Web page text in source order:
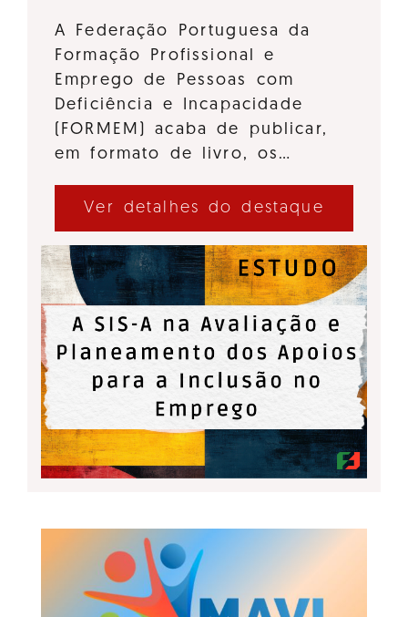
A Federação Portuguesa da
Formação Profissional e
Emprego de Pessoas com
Deficiência e Incapacidade
(FORMEM) acaba de publicar,
em formato de livro, os…
Ver detalhes do destaque